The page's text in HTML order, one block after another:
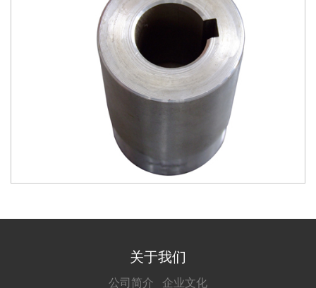
关于我们
公司简介 企业文化